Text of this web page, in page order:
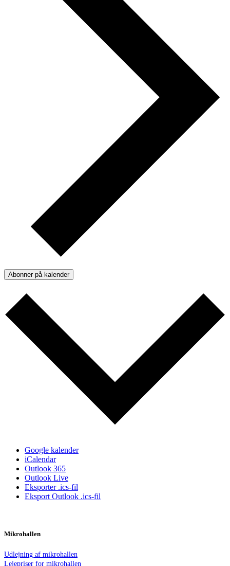
Abonner på kalender
Google kalender
iCalendar
Outlook 365
Outlook Live
Eksporter .ics-fil
Eksport Outlook .ics-fil
Mikrohallen
Udlejning af mikrohallen
Lejepriser for mikrohallen